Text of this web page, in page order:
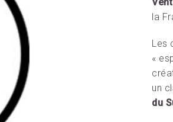
la
Les
«
un
du